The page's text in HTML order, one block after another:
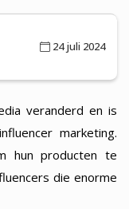
24 juli 2024
veranderd en is
marketing.
hun producten te
die enorme